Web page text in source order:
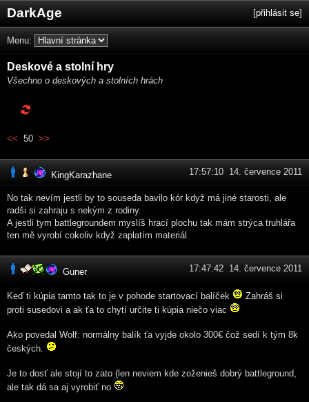
DarkAge [přihlásit se]
Menu:
Deskové a stolní hry
Všechno o deskových a stolních hrách
<< 50 >>
KingKarazhane 17:57:10 14. července 2011
No tak nevím jestli by to souseda bavilo kór když má jiné starosti, ale
radši si zahraju s nekým z rodiny.
A jestli tym battlegroundem myslíš hrací plochu tak mám strýca truhlářa
ten mě vyrobí cokoliv když zaplatím materiál.
Guner 17:47:42 14. července 2011
Keď ti kúpia tamto tak to je v pohode startovací balíček
Zahráš si
proti susedovi a ak ťa to chytí určite ti kúpia niečo viac
Ako povedal Wolf: normálny balík ťa vyjde okolo 300€ čož sedí k tým 8k
českých.
Je to dosť ale stojí to zato (len neviem kde zoženieš dobrý battleground,
ale tak dá sa aj vyrobiť no